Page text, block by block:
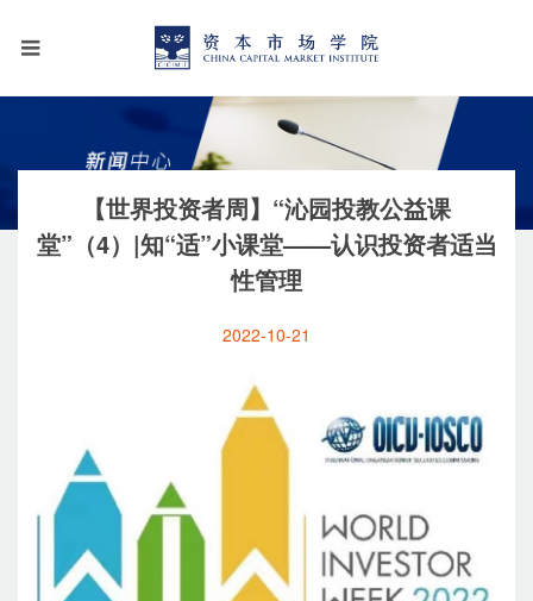
【世界投资者周】“沁园投教公益课
堂”（4）|知“适”小课堂——认识投资者适当
性管理
2022-10-21